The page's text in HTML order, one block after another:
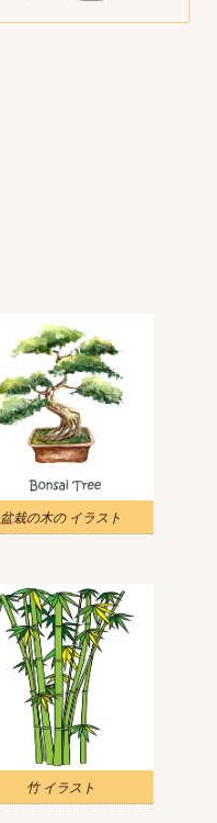
盆栽の木の イラスト
竹 イラスト